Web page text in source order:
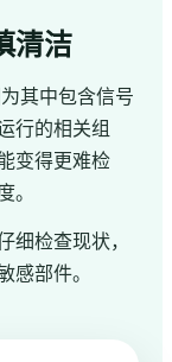
清洁
其中包含信号
行的相关组
变得更难检
。
细检查现状，
感部件。